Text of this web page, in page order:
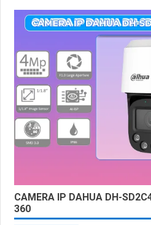
CAMERA IP DAHUA DH-
360